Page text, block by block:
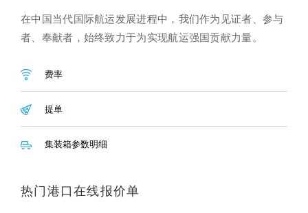
在中国当代国际航运发展进程中，我们作为见证者、参与
者、奉献者，始终致力于为实现航运强国贡献力量。
费率
提单
集装箱参数明细
热门港口在线报价单